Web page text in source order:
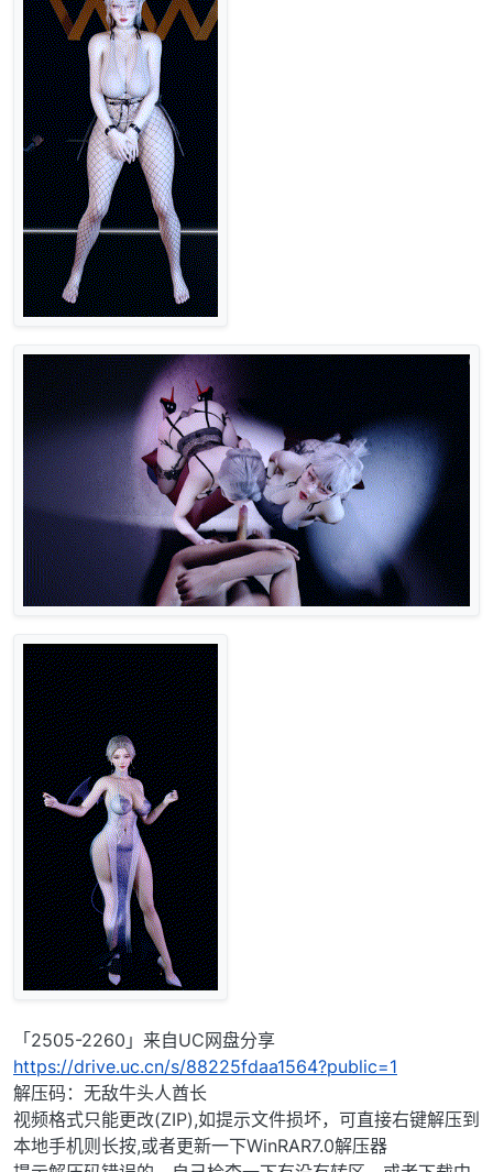
「2505-2260」来自UC网盘分享
https://drive.uc.cn/s/88225fdaa1564?public=1
解压码：无敌牛头人酋长
视频格式只能更改(ZIP),如提示文件损坏，可直接右键解压到
本地手机则长按,或者更新一下WinRAR7.0解压器